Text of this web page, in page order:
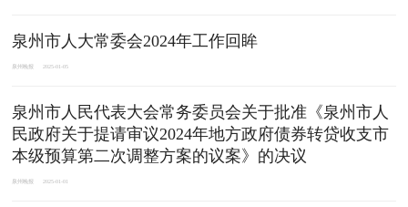
泉州市人大常委会2024年工作回眸
泉州晚报 2025-01-05
泉州市人民代表大会常务委员会关于批准《泉州市人
民政府关于提请审议2024年地方政府债券转贷收支市
本级预算第二次调整方案的议案》的决议
泉州晚报 2025-01-01